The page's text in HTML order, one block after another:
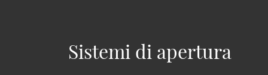
Sistemi di apertura